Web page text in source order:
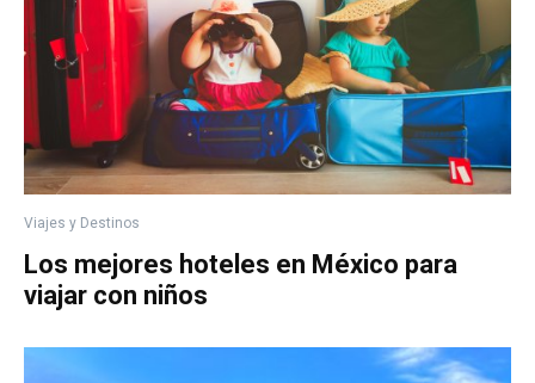
Viajes y Destinos
Los mejores hoteles en México para
viajar con niños